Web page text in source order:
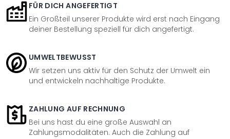
FÜR DICH ANGEFERTIGT
Ein Großteil unserer Produkte wird erst nach Eingang
deiner Bestellung speziell für dich angefertigt.
UMWELTBEWUSST
Wir setzen uns aktiv für den Schutz der Umwelt ein
und entwickeln nachhaltige Produkte.
ZAHLUNG AUF RECHNUNG
Bei uns hast du eine große Auswahl an
Zahlungsmodalitäten. Auch die Zahlung auf